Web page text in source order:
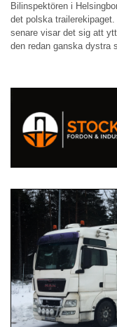
Bilinspektören i
det polska
senare visar det sig att
den redan ganska dystra